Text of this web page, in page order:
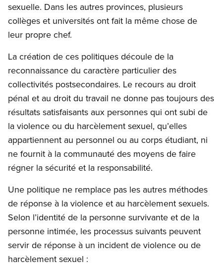
sexuelle. Dans les autres provinces, plusieurs
collèges et universités ont fait la même chose de
leur propre chef.
La création de ces politiques découle de la
reconnaissance du caractère particulier des
collectivités postsecondaires. Le recours au droit
pénal et au droit du travail ne donne pas toujours des
résultats satisfaisants aux personnes qui ont subi de
la violence ou du harcèlement sexuel, qu’elles
appartiennent au personnel ou au corps étudiant, ni
ne fournit à la communauté des moyens de faire
régner la sécurité et la responsabilité.
Une politique ne remplace pas les autres méthodes
de réponse à la violence et au harcèlement sexuels.
Selon l’identité de la personne survivante et de la
personne intimée, les processus suivants peuvent
servir de réponse à un incident de violence ou de
harcèlement sexuel :